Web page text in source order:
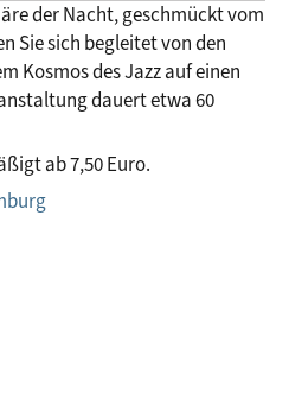
der Nacht, geschmückt vom
Sie sich begleitet von den
Kosmos des Jazz auf einen
dauert etwa 60
ab 7,50 Euro.